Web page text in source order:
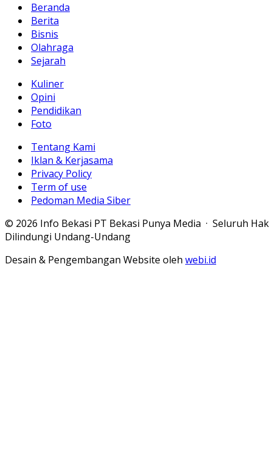
Beranda
Berita
Bisnis
Olahraga
Sejarah
Kuliner
Opini
Pendidikan
Foto
Tentang Kami
Iklan & Kerjasama
Privacy Policy
Term of use
Pedoman Media Siber
© 2026 Info Bekasi PT Bekasi Punya Media · Seluruh Hak
Dilindungi Undang-Undang
Desain & Pengembangan Website oleh webi.id